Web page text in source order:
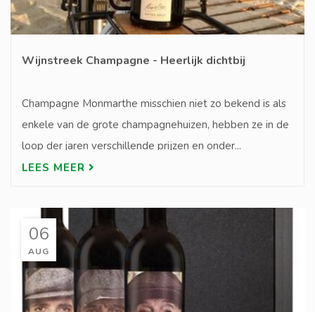
Wijnstreek Champagne - Heerlijk dichtbij
Champagne Monmarthe misschien niet zo bekend is als
enkele van de grote champagnehuizen, hebben ze in de
loop der jaren verschillende prijzen en onder...
LEES MEER
06
AUG